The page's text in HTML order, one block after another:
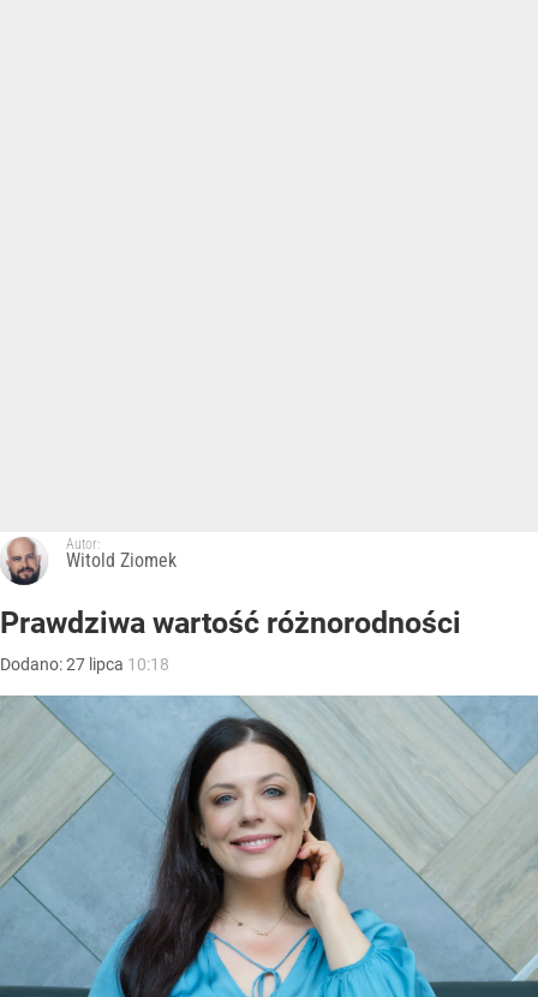
Autor:
Witold Ziomek
Prawdziwa wartość różnorodności
Dodano:27 lipca 10:18